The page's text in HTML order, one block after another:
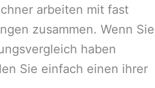
arbeiten mit fast
zusammen. Wenn Sie
haben
Sie einfach einen ihrer